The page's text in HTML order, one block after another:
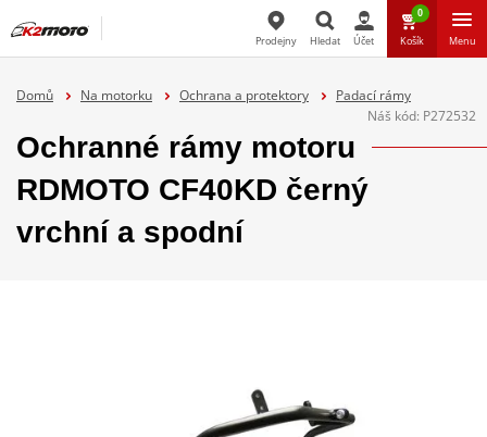
Hledat
Prodejny Hledat Účet
0
Košík Menu
Domů Na motorku Ochrana a protektory
Padací rámy
Náš kód: P272532
Ochranné rámy motoru
RDMOTO CF40KD černý
vrchní a spodní